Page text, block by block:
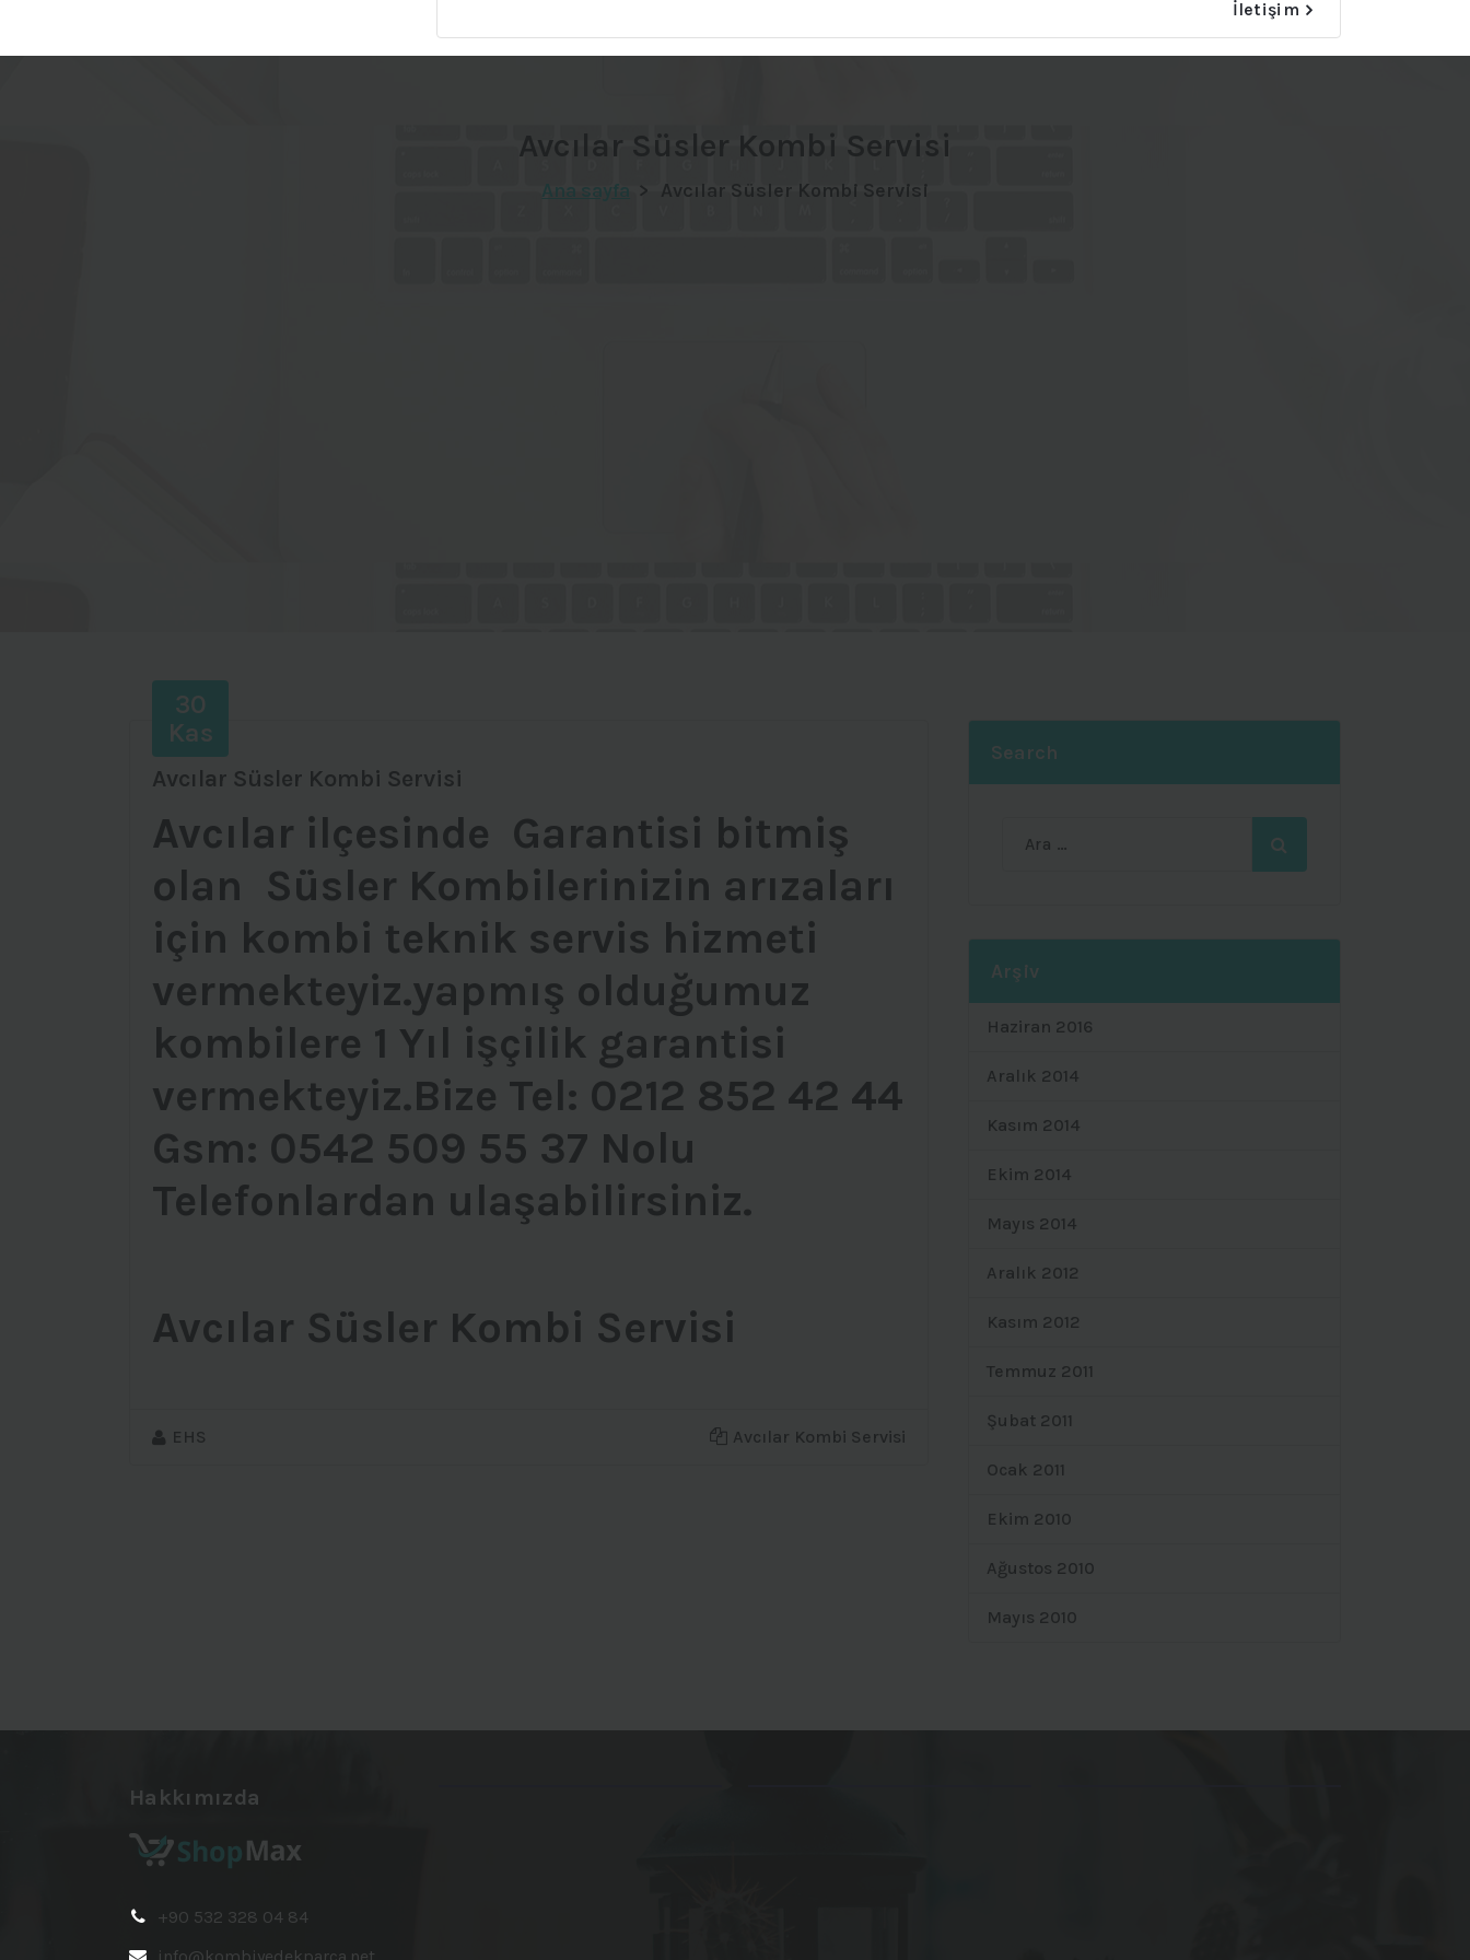
İletişim
Avcılar Süsler Kombi Servisi
Ana sayfa > Avcılar Süsler Kombi Servisi
30
Kas
Avcılar Süsler Kombi Servisi
Avcılar ilçesinde Garantisi bitmiş
olan Süsler Kombilerinizin arızaları
için kombi teknik servis hizmeti
vermekteyiz.yapmış olduğumuz
kombilere 1 Yıl işçilik garantisi
vermekteyiz.Bize Tel: 0212 852 42 44
Gsm: 0542 509 55 37 Nolu
Telefonlardan ulaşabilirsiniz.
Avcılar Süsler Kombi Servisi
EHS Avcılar Kombi Servisi
Search
Arşiv
Haziran 2016
Aralık 2014
Kasım 2014
Ekim 2014
Mayıs 2014
Aralık 2012
Kasım 2012
Temmuz 2011
Şubat 2011
Ocak 2011
Ekim 2010
Ağustos 2010
Mayıs 2010
Hakkımızda
+90 532 328 04 84